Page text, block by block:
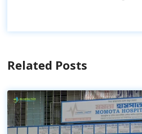
Related Posts